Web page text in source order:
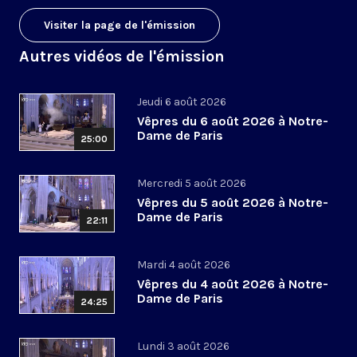
Visiter la page de l'émission
Autres vidéos de l'émission
25:00
Jeudi 6 août 2026
Vêpres du 6 août 2026 à Notre-
Dame de Paris
22:11
Mercredi 5 août 2026
Vêpres du 5 août 2026 à Notre-
Dame de Paris
24:25
Mardi 4 août 2026
Vêpres du 4 août 2026 à Notre-
Dame de Paris
Lundi 3 août 2026